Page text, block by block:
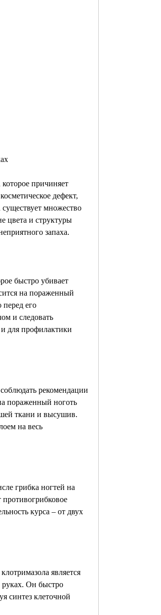
причиняет
дефект,
множество
цвета и структуры
запаха.
быстро убивает
на пораженный
его
и следовать
для профилактики
рекомендации
пораженный ноготь
ткани и высушив.
на весь
грибка ногтей на
курса – от двух
является
руках. Он быстро
синтез клеточной